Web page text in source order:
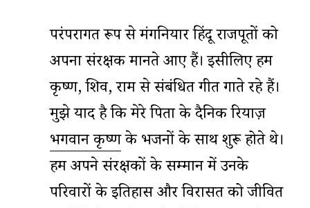
परंपरागत रूप से मंगनियार हिंदू राजपूतों को
अपना संरक्षक मानते आए हैं। इसीलिए हम
कृष्ण, शिव, राम से संबंधित गीत गाते रहे हैं।
मुझे याद है कि मेरे पिता के दैनिक रियाज़
भगवान कृष्णके भजनों के साथ शुरू होते थे।
हम अपने संरक्षकों के सम्मान में उनके
परिवारों के इतिहास और विरासत को जीवित